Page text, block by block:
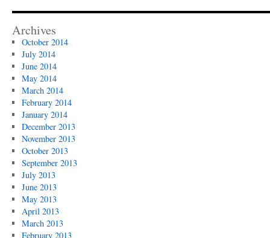
Archives
October 2014
July 2014
June 2014
May 2014
March 2014
February 2014
January 2014
December 2013
November 2013
October 2013
September 2013
July 2013
June 2013
May 2013
April 2013
March 2013
February 2013